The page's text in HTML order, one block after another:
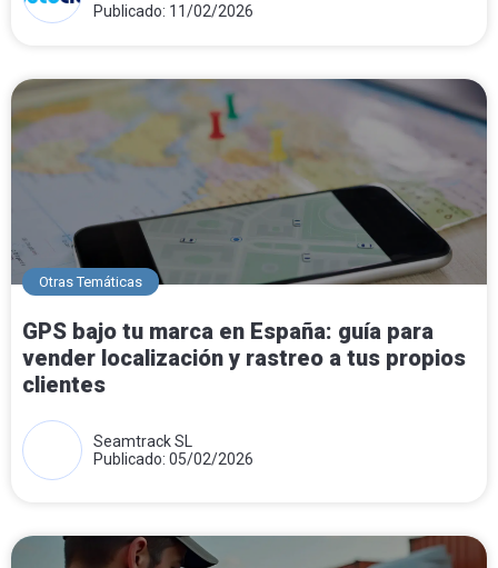
Publicado: 11/02/2026
Otras Temáticas
GPS bajo tu marca en España: guía para
vender localización y rastreo a tus propios
clientes
Seamtrack SL
Publicado: 05/02/2026